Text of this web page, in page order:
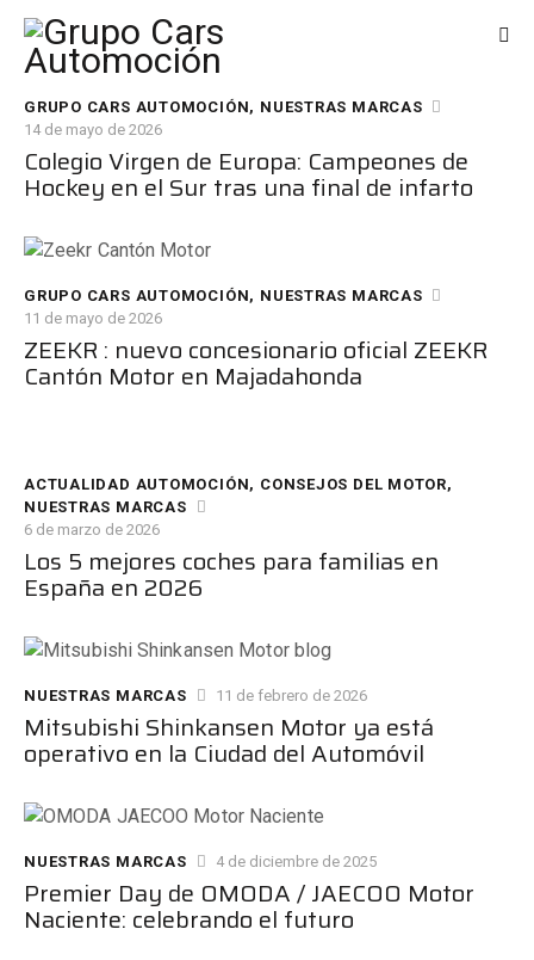
GRUPO CARS AUTOMOCIÓN, NUESTRAS MARCAS
14 de mayo de 2026
Colegio Virgen de Europa: Campeones de
Hockey en el Sur tras una final de infarto
GRUPO CARS AUTOMOCIÓN, NUESTRAS MARCAS
11 de mayo de 2026
ZEEKR : nuevo concesionario oficial ZEEKR
Cantón Motor en Majadahonda
ACTUALIDAD AUTOMOCIÓN, CONSEJOS DEL MOTOR,
NUESTRAS MARCAS
6 de marzo de 2026
Los 5 mejores coches para familias en
España en 2026
NUESTRAS MARCAS 11 de febrero de 2026
Mitsubishi Shinkansen Motor ya está
operativo en la Ciudad del Automóvil
NUESTRAS MARCAS 4 de diciembre de 2025
Premier Day de OMODA / JAECOO Motor
Naciente: celebrando el futuro